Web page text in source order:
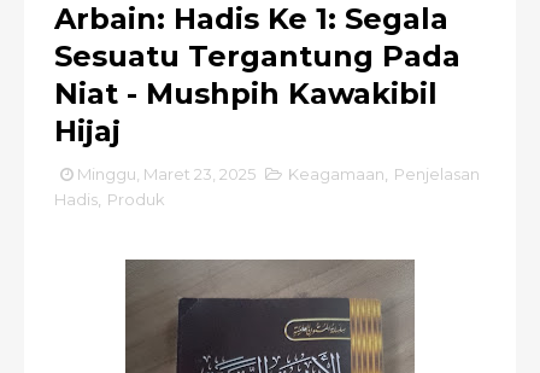
Arbain: Hadis Ke 1: Segala
Sesuatu Tergantung Pada
Niat - Mushpih Kawakibil
Hijaj
Minggu, Maret 23, 2025 Keagamaan
Penjelasan
Hadis Produk